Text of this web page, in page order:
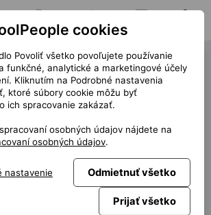
Moja pozícia Notifikácie
Analyst (40471)
(12m)
cookies
Povoliť všetko povoľujete používanie
funkčné, analytické a marketingové účely
Kliknutím na Podrobné nastavenia
ktoré súbory cookie môžu byť
ich spracovanie zakázať.
osobných údajov nájdete na
osobných údajov.
nastavenie Odmietnuť všetko
Prijať všetko